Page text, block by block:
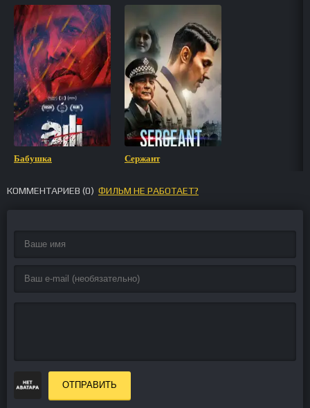
Бабушка Сержант
КОММЕНТАРИЕВ (0) ФИЛЬМ НЕ РАБОТАЕТ?
ОТПРАВИТЬ